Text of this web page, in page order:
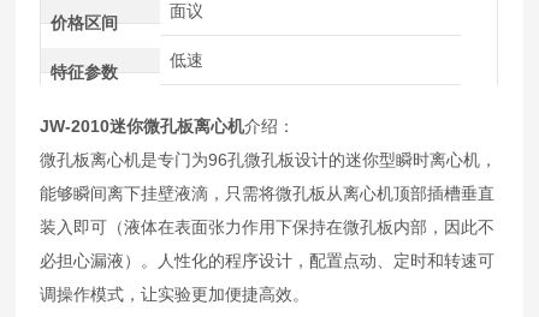
价格区间
面议
特征参数
低速
JW-2010迷你微孔板离心机介绍：
微孔板离心机是专门为96孔微孔板设计的迷你型瞬时离心机，
能够瞬间离下挂壁液滴，只需将微孔板从离心机顶部插槽垂直
装入即可（液体在表面张力作用下保持在微孔板内部，因此不
必担心漏液）。人性化的程序设计，配置点动、定时和转速可
调操作模式，让实验更加便捷高效。